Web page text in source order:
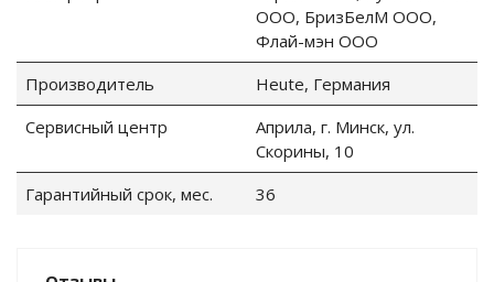
ООО, БризБелМ ООО,
Флай-мэн ООО
Производитель
Heute, Германия
Сервисный центр
Априла, г. Минск, ул.
Скорины, 10
Гарантийный срок, мес.
36